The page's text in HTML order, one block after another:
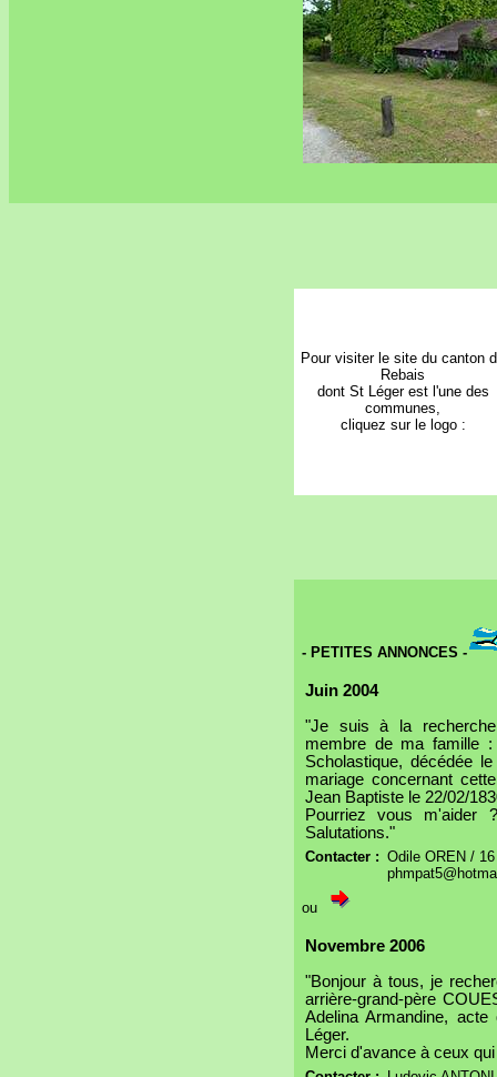
Pour visiter le site du canton
Rebais
dont St Léger est l'une des
communes,
cliquez sur le logo :
- PETITES ANNONCES -
Juin 2004
"Je suis à la
membre de ma famille
Scholastique, décédée
mariage concernant
Jean Baptiste le 22/02/
Pourriez vous m'aider
Salutations."
Contacter : Odile OREN /
ou
Novembre 2006
"Bonjour à tous, je
arrière-grand-père
Adelina Armandine,
Léger.
Merci d'avance à ceux